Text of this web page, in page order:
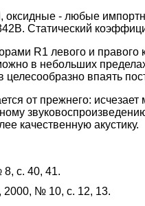
оксидные - любые
Статический
R1 левого и
в небольших
целесообразно впаять
от прежнего:
качественную акустику.
с. 40, 41.
2000, № 10, с. 12, 13.